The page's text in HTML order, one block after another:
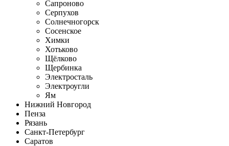
Сапроново
Серпухов
Солнечногорск
Сосенское
Химки
Хотьково
Щёлково
Щербинка
Электросталь
Электроугли
Ям
Нижний Новгород
Пенза
Рязань
Санкт-Петербург
Саратов